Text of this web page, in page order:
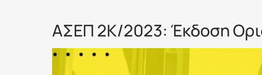
ΑΣΕΠ 2Κ/2023: Έκδοση